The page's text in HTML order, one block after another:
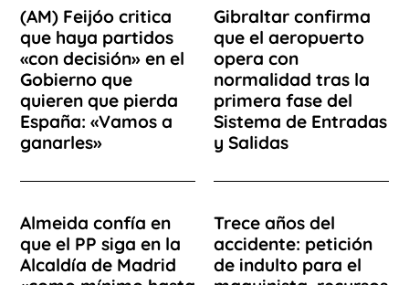
(AM) Feijóo critica
que haya partidos
«con decisión» en el
Gobierno que
quieren que pierda
España: «Vamos a
ganarles»
Gibraltar confirma
que el aeropuerto
opera con
normalidad tras la
primera fase del
Sistema de Entradas
y Salidas
Almeida confía en
que el PP siga en la
Alcaldía de Madrid
Trece años del
accidente: petición
de indulto para el